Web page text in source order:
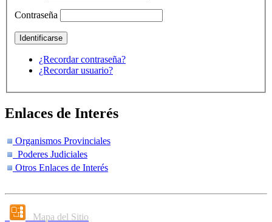
Contraseña
¿Recordar contraseña?
¿Recordar usuario?
Enlaces de Interés
Organismos Provinciales
Poderes Judiciales
Otros Enlaces de Interés
Mapa del Sitio